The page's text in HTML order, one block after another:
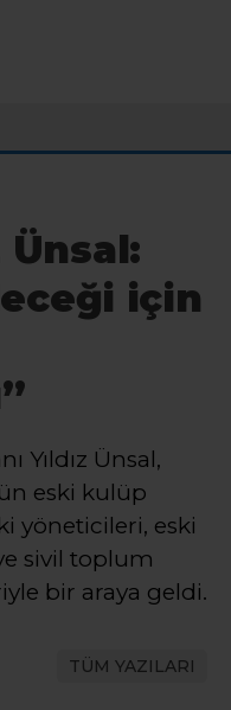
Ünsal:
için
Yıldız Ünsal,
eski kulüp
yöneticileri, eski
sivil toplum
bir araya geldi.
TÜM YAZILARI